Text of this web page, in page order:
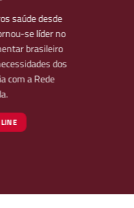
saúde desde
se líder no
brasileiro
dos
com a Rede